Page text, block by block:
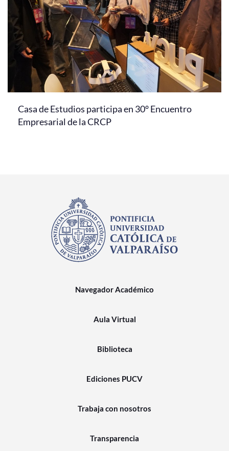
Casa de Estudios participa en 30° Encuentro
Empresarial de la CRCP
Navegador Académico
Aula Virtual
Biblioteca
Ediciones PUCV
Trabaja con nosotros
Transparencia